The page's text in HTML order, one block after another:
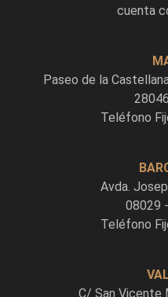
cuenta
Paseo de la
Teléfono
Avda.
08029
Teléfono
C/ San Vicente